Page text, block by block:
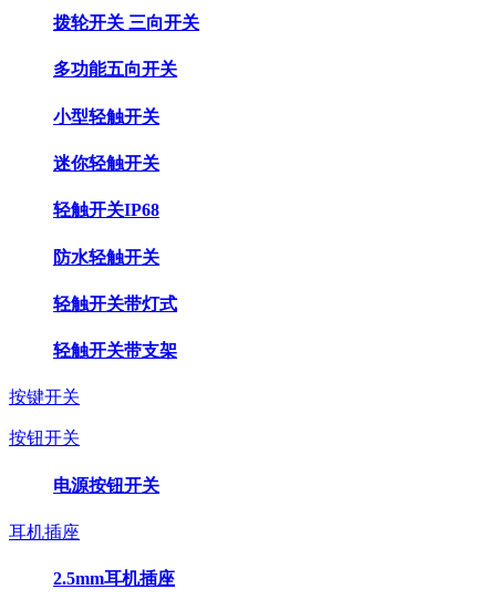
拨轮开关 三向开关
多功能五向开关
小型轻触开关
迷你轻触开关
轻触开关IP68
防水轻触开关
轻触开关带灯式
轻触开关带支架
按键开关
按钮开关
电源按钮开关
耳机插座
2.5mm耳机插座